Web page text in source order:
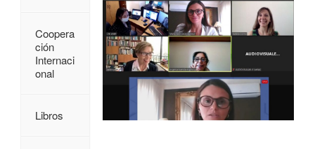
Coopera
ción
Internaci
onal
Libros